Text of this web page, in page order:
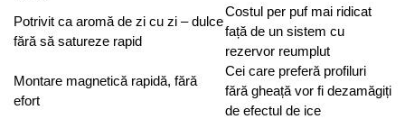
Potrivit ca aromă de zi cu zi – dulce
fără să satureze rapid
Costul per puf mai ridicat
față de un sistem cu
rezervor reumplut
Montare magnetică rapidă, fără
efort
Cei care preferă profiluri
fără gheață vor fi dezamăgiți
de efectul de ice